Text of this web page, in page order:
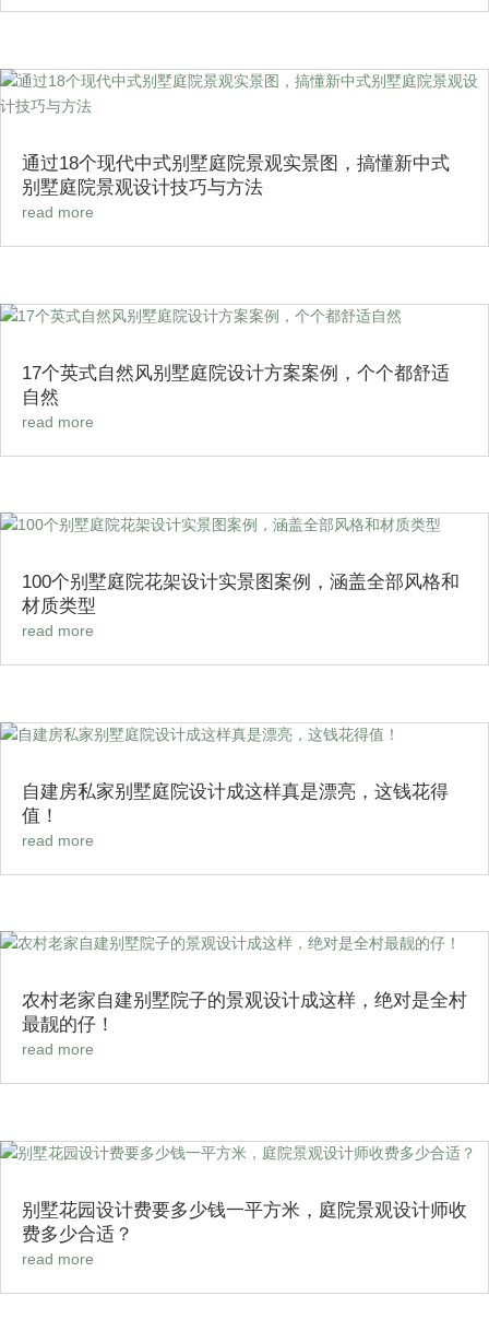
通过18个现代中式别墅庭院景观实景图，搞懂新中式
别墅庭院景观设计技巧与方法
read more
17个英式自然风别墅庭院设计方案案例，个个都舒适
自然
read more
100个别墅庭院花架设计实景图案例，涵盖全部风格和
材质类型
read more
自建房私家别墅庭院设计成这样真是漂亮，这钱花得
值！
read more
农村老家自建别墅院子的景观设计成这样，绝对是全村
最靓的仔！
read more
别墅花园设计费要多少钱一平方米，庭院景观设计师收
费多少合适？
read more